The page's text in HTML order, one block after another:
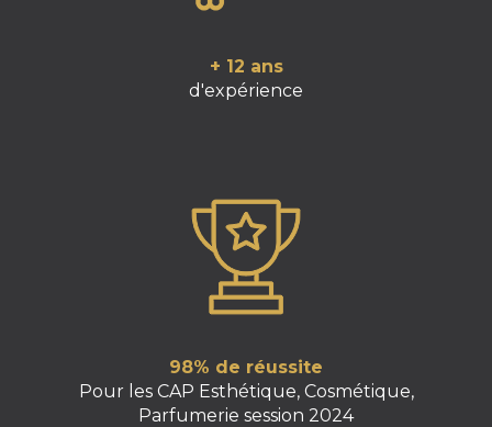
+ 12 ans
d'expérience
98% de réussite
Pour les CAP Esthétique, Cosmétique,
Parfumerie session 2024